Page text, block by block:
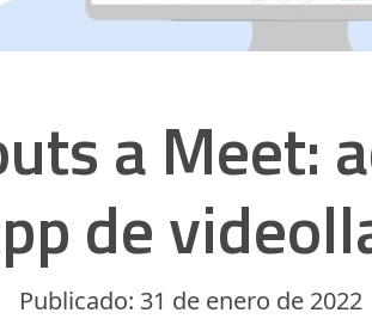
a Meet:
de
Publicado: 31 de enero de 2022